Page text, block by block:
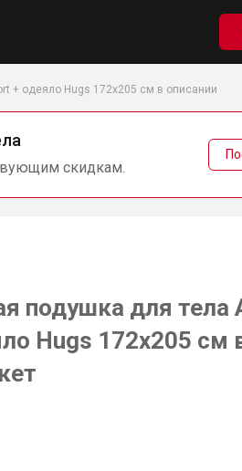
+ одеяло Hugs 172х205 см в описании
скидкам.
подушка для тела
Hugs 172х205 см